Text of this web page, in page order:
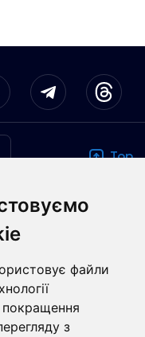
файли
покращення
з
Top
TV